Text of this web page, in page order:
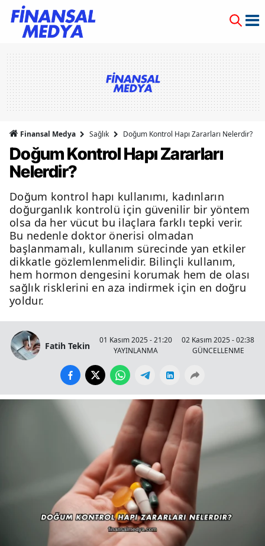
Finansal Medya Sağlık Doğum Kontrol Hapı Zararları Nelerdir?
Doğum Kontrol Hapı Zararları
Nelerdir?
Doğum kontrol hapı kullanımı, kadınların
doğurganlık kontrolü için güvenilir bir yöntem
olsa da her vücut bu ilaçlara farklı tepki verir.
Bu nedenle doktor önerisi olmadan
başlanmamalı, kullanım sürecinde yan etkiler
dikkatle gözlemlenmelidir. Bilinçli kullanım,
hem hormon dengesini korumak hem de olası
sağlık risklerini en aza indirmek için en doğru
yoldur.
Fatih Tekin
01 Kasım 2025 - 21:20
YAYINLANMA
02 Kasım 2025 - 02:38
GÜNCELLENME